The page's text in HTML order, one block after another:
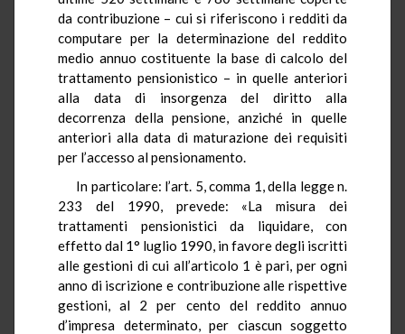
da contribuzione – cui si riferiscono i redditi da
computare per la determinazione del reddito
medio annuo costituente la base di calcolo del
trattamento pensionistico – in quelle anteriori
alla data di insorgenza del diritto alla
decorrenza della pensione, anziché in quelle
anteriori alla data di maturazione dei requisiti
per l’accesso al pensionamento.
In particolare: l’art. 5, comma 1, della legge n.
233 del 1990, prevede: «La misura dei
trattamenti pensionistici da liquidare, con
effetto dal 1° luglio 1990, in favore degli iscritti
alle gestioni di cui all’articolo 1 è pari, per ogni
anno di iscrizione e contribuzione alle rispettive
gestioni, al 2 per cento del reddito annuo
d’impresa determinato, per ciascun soggetto